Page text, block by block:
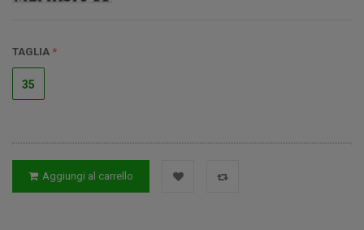
TAGLIA
35
Aggiungi al carrello